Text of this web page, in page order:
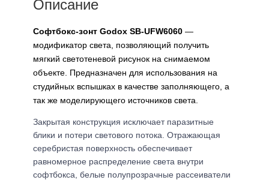
Описание
Софтбокс-зонт Godox SB-UFW6060 —
модификатор света, позволяющий получить
мягкий светотеневой рисунок на снимаемом
объекте. Предназначен для использования на
студийных вспышках в качестве заполняющего, а
так же моделирующего источников света.
Закрытая конструкция исключает паразитные
блики и потери светового потока. Отражающая
серебристая поверхность обеспечивает
равномерное распределение света внутри
софтбокса, белые полупрозрачные рассеиватели